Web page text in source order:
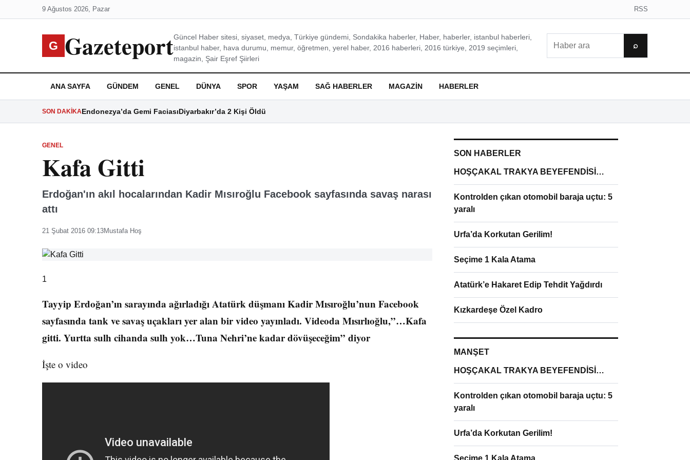
9 Ağustos 2026, Pazar RSS
G GazeteportGüncel Haber sitesi, siyaset, medya, Türkiye gündemi, Sondakika haberler, Haber, haberler, istanbul haberleri,
istanbul haber, hava durumu, memur, öğretmen, yerel haber, 2016 haberleri, 2016 türkiye, 2019 seçimleri,
magazin, Şair Eşref Şiirleri
⌕
ANA SAYFA GÜNDEM GENEL DÜNYA SPOR YAŞAM SAĞ HABERLER MAGAZIN HABERLER
SON DAKIKAEndonezya’da Gemi FaciasıDiyarbakır’da 2 Kişi Öldü
GENEL
Kafa Gitti
Erdoğan'ın akıl hocalarından Kadir Mısıroğlu Facebook sayfasında savaş narası
attı
21 Şubat 2016 09:13Mustafa Hoş
1
Tayyip Erdoğan’ın sarayında ağırladığı Atatürk düşmanı Kadir Mısıroğlu’nun Facebook
sayfasında tank ve savaş uçakları yer alan bir video yayınladı. Videoda Mısırlıoğlu,”…Kafa
gitti. Yurtta sulh cihanda sulh yok…Tuna Nehri’ne kadar dövüşeceğim” diyor
İşte o video
SON HABERLER
HOŞÇAKAL TRAKYA BEYEFENDİSİ…
Kontrolden çıkan otomobil baraja uçtu: 5
yaralı
Urfa’da Korkutan Gerilim!
Seçime 1 Kala Atama
Atatürk’e Hakaret Edip Tehdit Yağdırdı
Kızkardeşe Özel Kadro
MANŞET
HOŞÇAKAL TRAKYA BEYEFENDİSİ…
Kontrolden çıkan otomobil baraja uçtu: 5
yaralı
Urfa’da Korkutan Gerilim!
Seçime 1 Kala Atama